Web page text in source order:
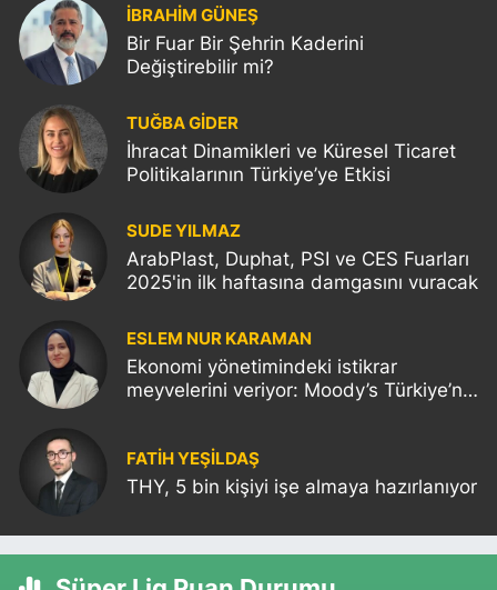
İBRAHİM GÜNEŞ
Bir Fuar Bir Şehrin Kaderini
Değiştirebilir mi?
TUĞBA GİDER
İhracat Dinamikleri ve Küresel Ticaret
Politikalarının Türkiye’ye Etkisi
SUDE YILMAZ
ArabPlast, Duphat, PSI ve CES Fuarları
2025'in ilk haftasına damgasını vuracak
ESLEM NUR KARAMAN
Ekonomi yönetimindeki istikrar
meyvelerini veriyor: Moody’s Türkiye’nin
FATIH YEŞİLDAŞ
THY, 5 bin kişiyi işe almaya hazırlanıyor